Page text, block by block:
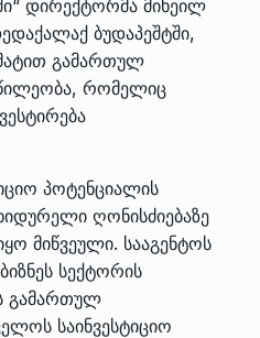
დირექტორმა მიხეილ
ბუდაპეშტში,
გამართულ
რომელიც
პოტენციალის
ღონისძიებაზე
მიწვეული. სააგენტოს
სექტორის
გამართულ
საინვესტიციო